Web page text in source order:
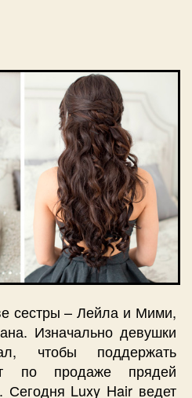
сестры – Лейла и Мими,
Изначально девушки
чтобы поддержать
по продаже прядей
Сегодня Luxy Hair ведет